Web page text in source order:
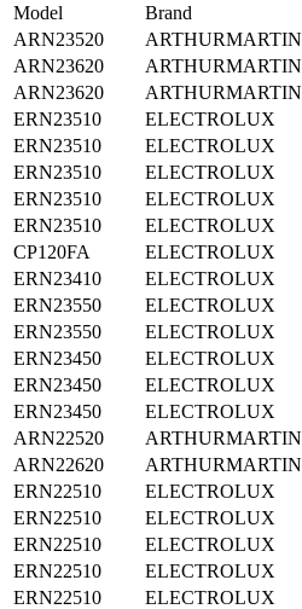
Model
Brand
ARN23520
ARN23620
ARN23620
ERN23510
ELECTROLUX
ERN23510
ELECTROLUX
ERN23510
ELECTROLUX
ERN23510
ELECTROLUX
ERN23510
ELECTROLUX
CP120FA
ELECTROLUX
ERN23410
ELECTROLUX
ERN23550
ELECTROLUX
ERN23550
ELECTROLUX
ERN23450
ELECTROLUX
ERN23450
ELECTROLUX
ERN23450
ELECTROLUX
ARN22520
ARN22620
ERN22510
ELECTROLUX
ERN22510
ELECTROLUX
ERN22510
ELECTROLUX
ERN22510
ELECTROLUX
ERN22510
ELECTROLUX